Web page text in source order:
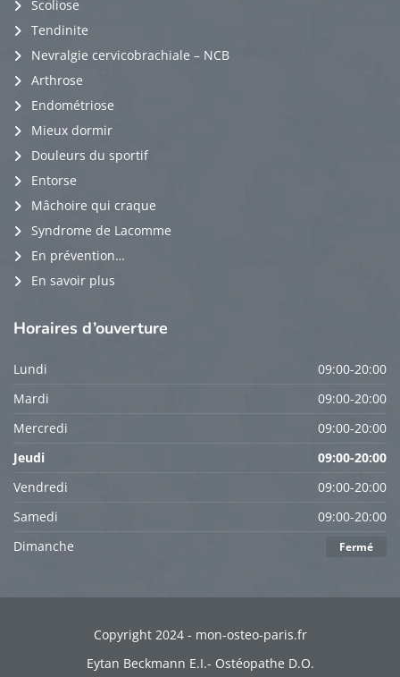
Scoliose
Tendinite
Nevralgie cervicobrachiale – NCB
Arthrose
Endométriose
Mieux dormir
Douleurs du sportif
Entorse
Mâchoire qui craque
Syndrome de Lacomme
En prévention…
En savoir plus
Horaires d’ouverture
Lundi
09:00-20:00
Mardi
09:00-20:00
Mercredi
09:00-20:00
Jeudi
09:00-20:00
Vendredi
09:00-20:00
Samedi
09:00-20:00
Dimanche
Fermé
Copyright 2024 - mon-osteo-paris.fr
Eytan Beckmann E.I.- Ostéopathe D.O.